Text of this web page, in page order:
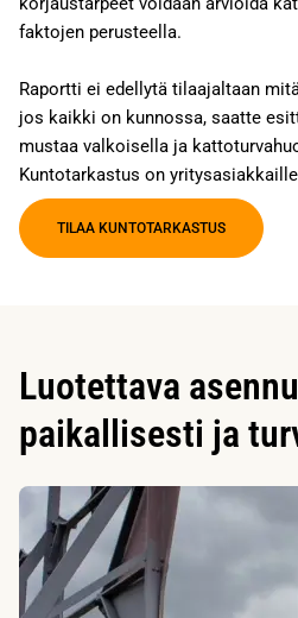
faktojen perusteella.
Raportti ei edellytä tilaajaltaan
jos kaikki on kunnossa, saatte
mustaa valkoisella ja
Kuntotarkastus on
TILAA KUNTOTARKASTUS
Luotettava
paikallisesti ja